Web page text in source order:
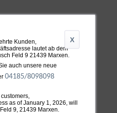
X
Kunden,
lautet ab dem
Feld 9 21439 Marxen.
auch unsere neue
04185/8098098
as of January 1, 2026, will
9, 21439 Marxen.